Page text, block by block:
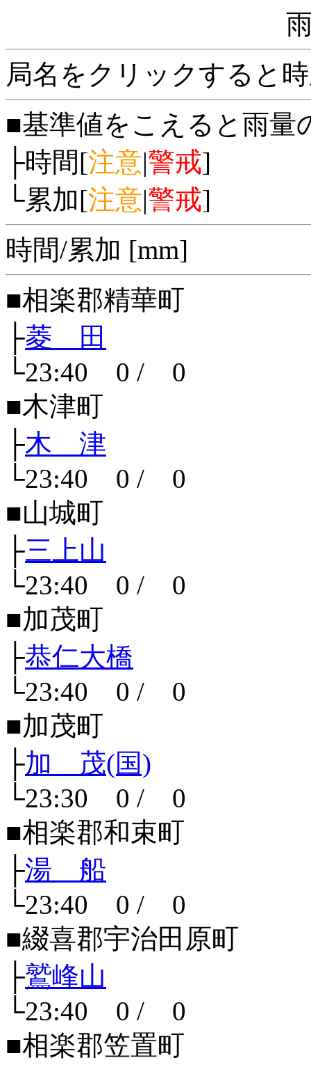
局名をクリックすると
■基準値をこえると雨量
├時間[注意|警戒]
└累加[注意|警戒]
時間/累加 [mm]
■相楽郡精華町
├菱 田
└23:40 0 / 0
■木津町
├木 津
└23:40 0 / 0
■山城町
├三上山
└23:40 0 / 0
■加茂町
├恭仁大橋
└23:40 0 / 0
■加茂町
├加 茂(国)
└23:30 0 / 0
■相楽郡和束町
├湯 船
└23:40 0 / 0
■綴喜郡宇治田原町
├鷲峰山
└23:40 0 / 0
■相楽郡笠置町